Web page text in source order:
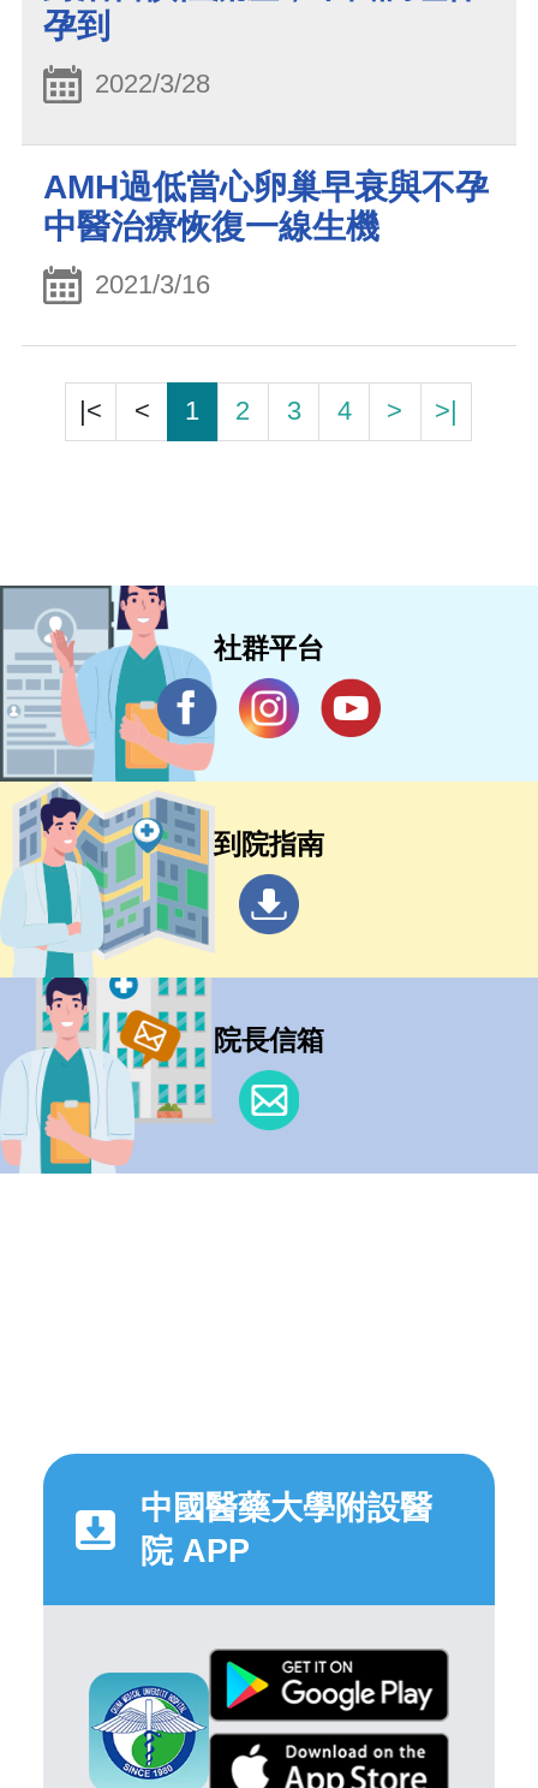
孕到
2022/3/28
AMH過低當心卵巢早衰與不孕
中醫治療恢復一線生機
2021/3/16
|< < 1 2 3 4 > >|
社群平台
到院指南
院長信箱
中國醫藥大學附設醫
院 APP